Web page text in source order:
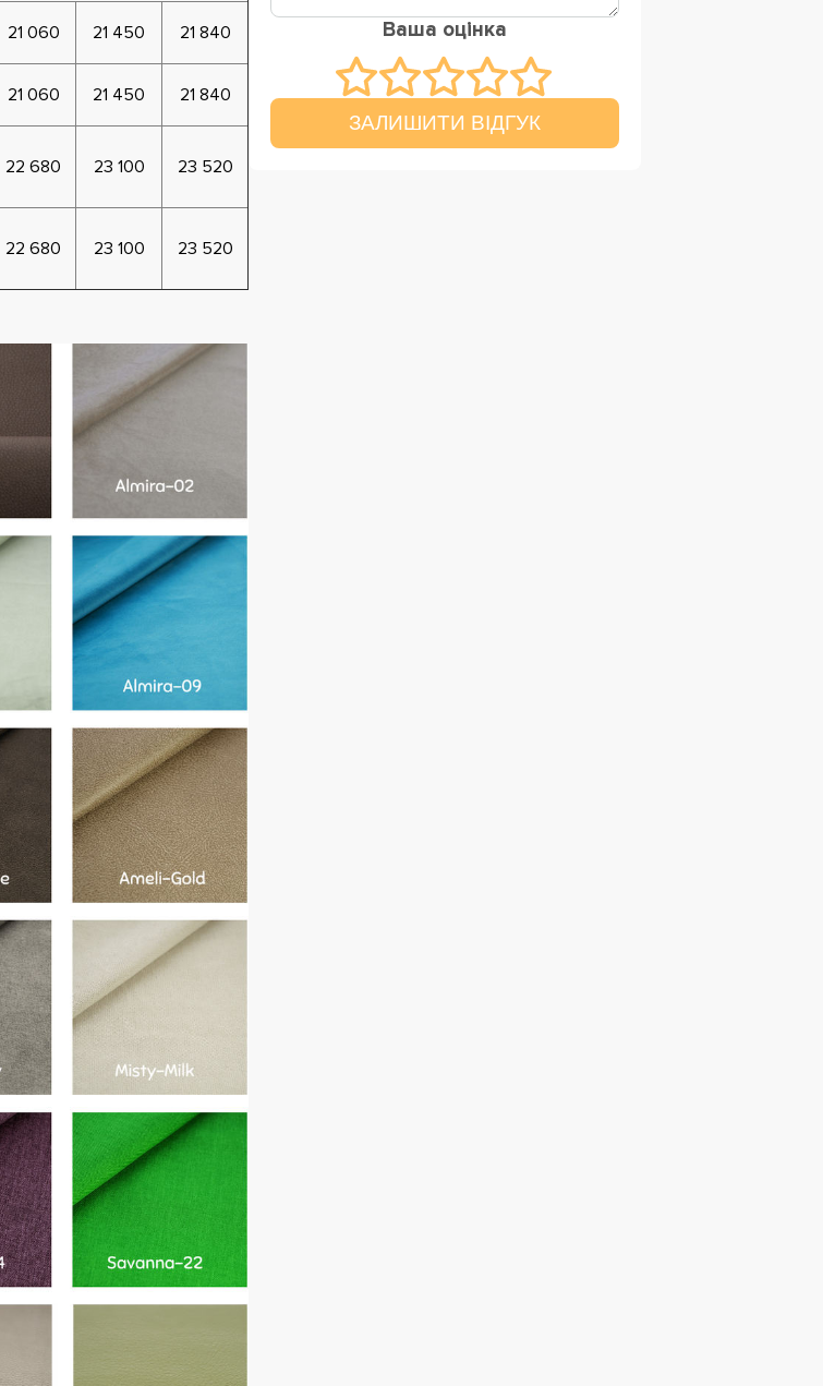
21 060 21 450
21 840
21 060 21 450 21 840
22 680 23 100 23 520
22 680 23 100 23 520
Ваша оцінка
ЗАЛИШИТИ ВІДГУК